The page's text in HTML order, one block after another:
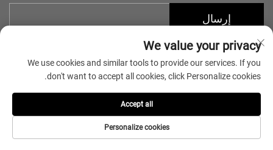
إرسال
حقوق الطبع والنشر © 2025 شركة شينزن للتكنولوجيا الميكرولونغ جميع
الحقوق محجوزةسياسة الخصوصية
We value your privacy
We use cookies and similar tools to provide our services. If you
don't want to accept all cookies, click Personalize cookies.
Personalize cookies
Accept all